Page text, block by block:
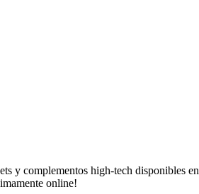
y complementos high-tech disponibles en
online!